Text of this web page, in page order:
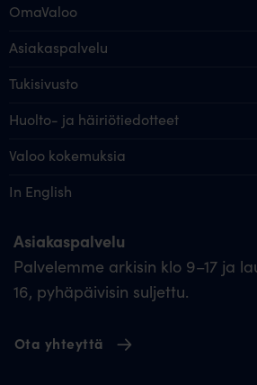
OmaValoo
Asiakaspalvelu
Tukisivusto
Huolto- ja häiriötiedotteet
Valoo kokemuksia
In English
Asiakaspalvelu
Palvelemme arkisin klo 9–17 ja
16, pyhäpäivisin suljettu.
Ota yhteyttä